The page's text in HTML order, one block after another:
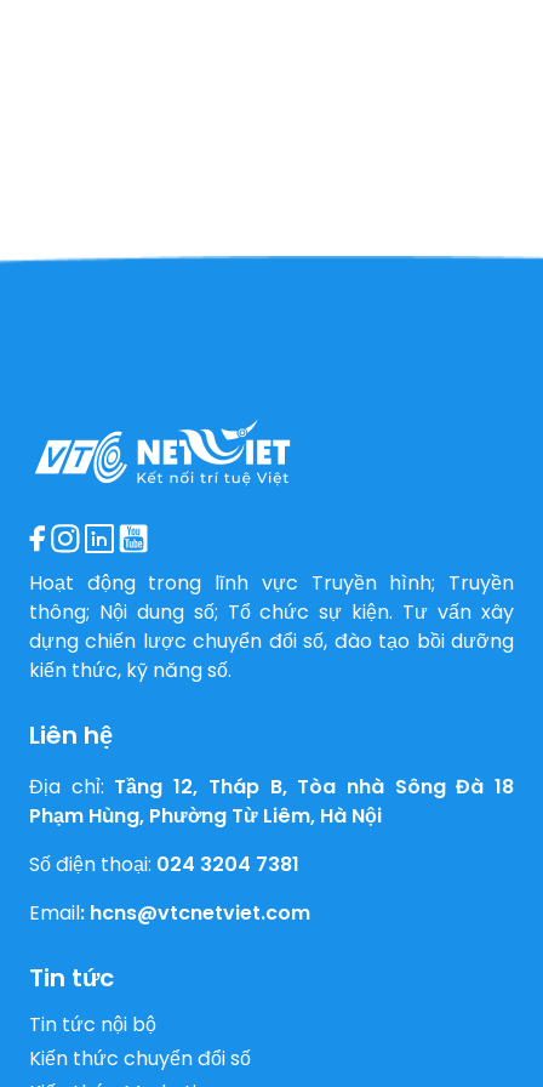
Hoạt động trong lĩnh vực Truyền hình; Truyền
thông; Nội dung số; Tổ chức sự kiện. Tư vấn xây
dựng chiến lược chuyển đổi số, đào tạo bồi dưỡng
kiến thức, kỹ năng số.
Liên hệ
Địa chỉ: Tầng 12, Tháp B, Tòa nhà Sông Đà 18
Phạm Hùng, Phường Từ Liêm, Hà Nội
Số điện thoại: 024 3204 7381
Email: hcns@vtcnetviet.com
Tin tức
Tin tức nội bộ
Kiến thức chuyển đổi số